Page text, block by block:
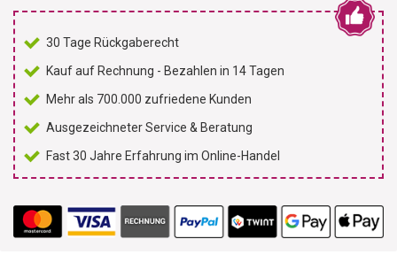
30 Tage Rückgaberecht
Kauf auf Rechnung - Bezahlen in 14 Tagen
Mehr als 700.000 zufriedene Kunden
Ausgezeichneter Service & Beratung
Fast 30 Jahre Erfahrung im Online-Handel